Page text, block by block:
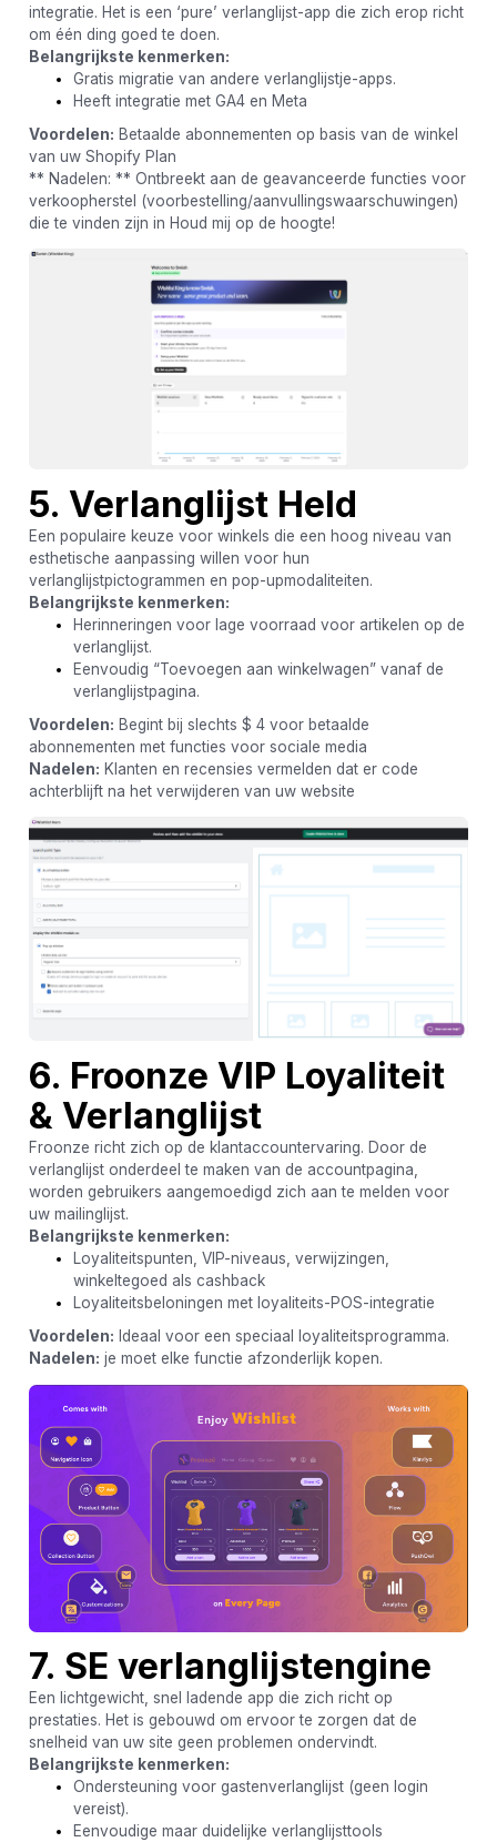
integratie. Het is een ‘pure’ verlanglijst-app die zich erop richt
om één ding goed te doen.
Belangrijkste kenmerken:
Gratis migratie van andere verlanglijstje-apps.
Heeft integratie met GA4 en Meta
Voordelen: Betaalde abonnementen op basis van de winkel
van uw Shopify Plan
** Nadelen: ** Ontbreekt aan de geavanceerde functies voor
verkoopherstel (voorbestelling/aanvullingswaarschuwingen)
die te vinden zijn in Houd mij op de hoogte!
5. Verlanglijst Held
Een populaire keuze voor winkels die een hoog niveau van
esthetische aanpassing willen voor hun
verlanglijstpictogrammen en pop-upmodaliteiten.
Belangrijkste kenmerken:
Herinneringen voor lage voorraad voor artikelen op de
verlanglijst.
Eenvoudig “Toevoegen aan winkelwagen” vanaf de
verlanglijstpagina.
Voordelen: Begint bij slechts $ 4 voor betaalde
abonnementen met functies voor sociale media
Nadelen: Klanten en recensies vermelden dat er code
achterblijft na het verwijderen van uw website
6. Froonze VIP Loyaliteit
& Verlanglijst
Froonze richt zich op de klantaccountervaring. Door de
verlanglijst onderdeel te maken van de accountpagina,
worden gebruikers aangemoedigd zich aan te melden voor
uw mailinglijst.
Belangrijkste kenmerken:
Loyaliteitspunten, VIP-niveaus, verwijzingen,
winkeltegoed als cashback
Loyaliteitsbeloningen met loyaliteits-POS-integratie
Voordelen: Ideaal voor een speciaal loyaliteitsprogramma.
Nadelen: je moet elke functie afzonderlijk kopen.
7. SE verlanglijstengine
Een lichtgewicht, snel ladende app die zich richt op
prestaties. Het is gebouwd om ervoor te zorgen dat de
snelheid van uw site geen problemen ondervindt.
Belangrijkste kenmerken:
Ondersteuning voor gastenverlanglijst (geen login
vereist).
Eenvoudige maar duidelijke verlanglijsttools